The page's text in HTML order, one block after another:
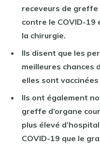
receveurs de greffe
contre le COVID-19
la chirurgie.
Ils disent que les
meilleures chances
elles sont
Ils ont également
greffe d’organe
plus élevé
COVID-19 que le